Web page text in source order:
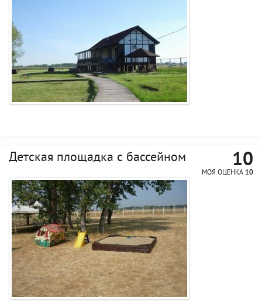
Детская площадка с бассейном 10
МОЯ ОЦЕНКА 10